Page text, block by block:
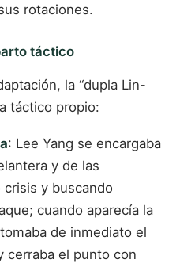
rotaciones.
táctico
la “dupla Lin-
táctico propio:
: Lee Yang se encargaba
y de las
y buscando
cuando aparecía la
de inmediato el
cerraba el punto con